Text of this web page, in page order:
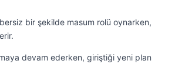
bir şekilde masum rolü oynarken,
devam ederken, giriştiği yeni plan